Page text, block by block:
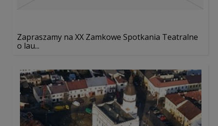
Zapraszamy na XX Zamkowe Spotkania Teatralne
o lau...